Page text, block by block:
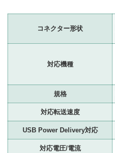
コネクター形状
対応機種
規格
対応転送速度
USB Power Delivery対応
対応電圧/電流